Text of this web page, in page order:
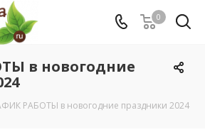
0
в новогодние
РАБОТЫ в новогодние праздники 2024